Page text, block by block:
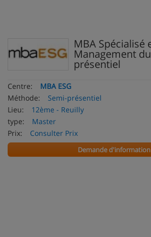
MBA Spécialisé
Management
présentiel
Centre:
MBA ESG
Méthode:
Semi-présentiel
Lieu:
12ème - Reuilly
type:
Master
Prix:
Consulter Prix
Demande d'information